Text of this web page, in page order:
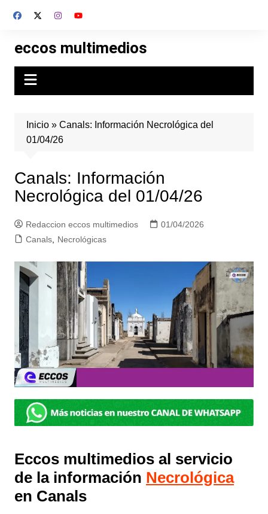
eccos multimedios
Inicio» Canals: Información Necrológica del
01/04/26
Canals: Información
Necrológica del 01/04/26
Redaccion eccos multimedios
01/04/2026
Canals, Necrológicas
Eccos multimedios al servicio
de la información Necrológica
en Canals